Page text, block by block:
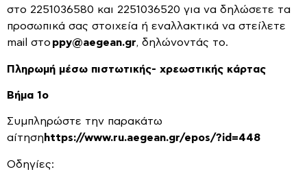
στο 2251036580 και 2251036520 για να δηλώσετε τα
προσωπικά σας στοιχεία ή εναλλακτικά να στείλετε
mail στο ppy@aegean.gr, δηλώνοντάς το.
Πληρωμή μέσω πιστωτικής- χρεωστικής κάρτας
Βήμα 1ο
Συμπληρώστε την παρακάτω
αίτηση https://www.ru.aegean.gr/epos/?id=448
Οδηγίες: